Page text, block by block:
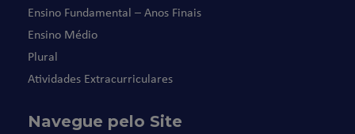
Ensino Fundamental – Anos Finais
Ensino Médio
Plural
Atividades Extracurriculares
Navegue pelo Site